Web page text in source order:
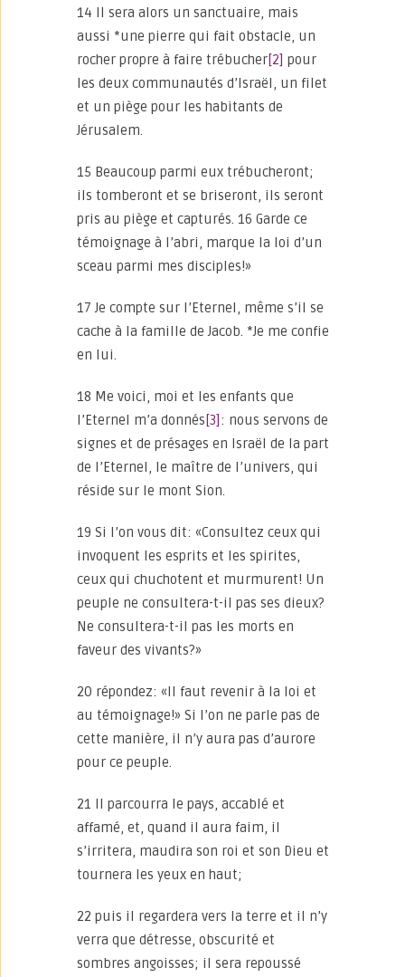
14 Il sera alors un sanctuaire, mais
aussi *une pierre qui fait obstacle, un
rocher propre à faire trébucher[2] pour
les deux communautés d’Israël, un filet
et un piège pour les habitants de
Jérusalem.
15 Beaucoup parmi eux trébucheront;
ils tomberont et se briseront, ils seront
pris au piège et capturés. 16 Garde ce
témoignage à l’abri, marque la loi d’un
sceau parmi mes disciples!»
17 Je compte sur l’Eternel, même s’il se
cache à la famille de Jacob. *Je me confie
en lui.
18 Me voici, moi et les enfants que
l’Eternel m’a donnés [3] : nous servons de
signes et de présages en Israël de la part
de l’Eternel, le maître de l’univers, qui
réside sur le mont Sion.
19 Si l’on vous dit: «Consultez ceux qui
invoquent les esprits et les spirites,
ceux qui chuchotent et murmurent! Un
peuple ne consultera-t-il pas ses dieux?
Ne consultera-t-il pas les morts en
faveur des vivants?»
20 répondez: «Il faut revenir à la loi et
au témoignage!» Si l’on ne parle pas de
cette manière, il n’y aura pas d’aurore
pour ce peuple.
21 Il parcourra le pays, accablé et
affamé, et, quand il aura faim, il
s’irritera, maudira son roi et son Dieu et
tournera les yeux en haut;
22 puis il regardera vers la terre et il n’y
verra que détresse, obscurité et
sombres angoisses; il sera repoussé